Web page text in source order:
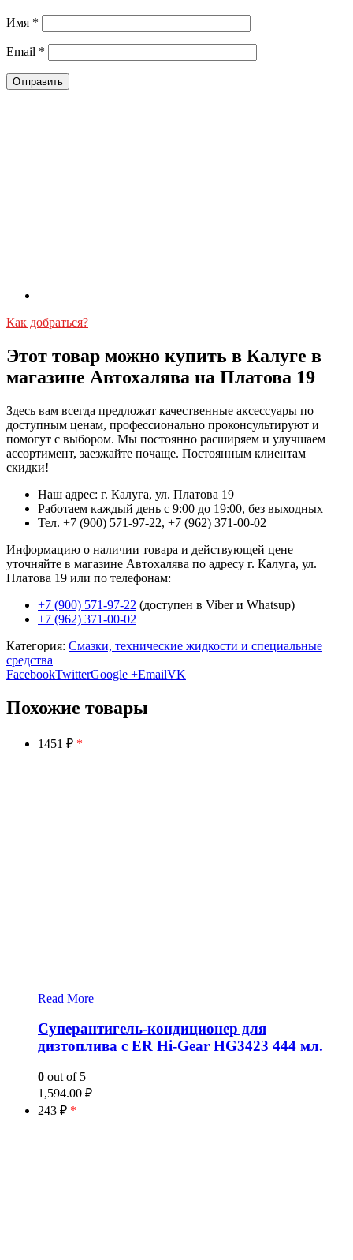
Имя *
Email *
Как добраться?
Этот товар можно купить в Калуге в
магазине Автохалява на Платова 19
Здесь вам всегда предложат качественные аксессуары по
доступным ценам, профессионально проконсультируют и
помогут с выбором. Мы постоянно расширяем и улучшаем
ассортимент, заезжайте почаще. Постоянным клиентам
скидки!
Наш адрес: г. Калуга, ул. Платова 19
Работаем каждый день с 9:00 до 19:00, без выходных
Тел. +7 (900) 571-97-22, +7 (962) 371-00-02
Информацию о наличии товара и действующей цене
уточняйте в магазине Автохалява по адресу г. Калуга, ул.
Платова 19 или по телефонам:
+7 (900) 571-97-22 (доступен в Viber и Whatsup)
+7 (962) 371-00-02
Категория: Смазки, технические жидкости и специальные
средства
FacebookTwitterGoogle +EmailVK
Похожие товары
1451 ₽ *
Read More
Суперантигель-кондиционер для
дизтоплива с ER Hi-Gear HG3423 444 мл.
0 out of 5
1,594.00 ₽
243 ₽ *